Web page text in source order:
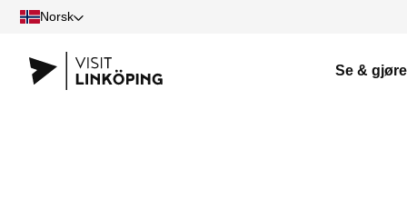
Norsk
Se & gjøre